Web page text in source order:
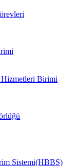
Hizmetleri Birimi
Sistemi(HBBS)